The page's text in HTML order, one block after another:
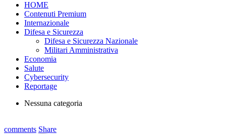
HOME
Contenuti Premium
Internazionale
Difesa e Sicurezza
Difesa e Sicurezza Nazionale
Militari Amministrativa
Economia
Salute
Cybersecurity
Reportage
Nessuna categoria
comments Share